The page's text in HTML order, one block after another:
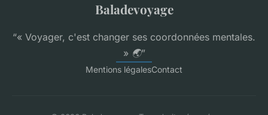
Baladevoyage
“« Voyager, c'est changer ses coordonnées mentales.
» 🌏”
Mentions légalesContact